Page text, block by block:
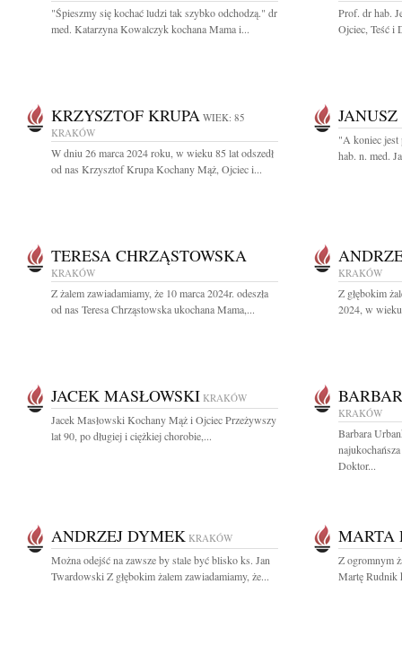
"Śpieszmy się kochać ludzi tak szybko odchodzą." dr
med. Katarzyna Kowalczyk kochana Mama i...
Prof. dr hab.
Ojciec, Teść i
KRZYSZTOF KRUPA WIEK: 85
KRAKÓW
W dniu 26 marca 2024 roku, w wieku 85 lat odszedł
od nas Krzysztof Krupa Kochany Mąż, Ojciec i...
JANUSZ
"A koniec jest
hab. n. med.
TERESA CHRZĄSTOWSKA
KRAKÓW
Z żalem zawiadamiamy, że 10 marca 2024r. odeszła
od nas Teresa Chrząstowska ukochana Mama,...
KRAKÓW
Z głębokim
2024, w wieku
JACEK MASŁOWSKI KRAKÓW
Jacek Masłowski Kochany Mąż i Ojciec Przeżywszy
lat 90, po długiej i ciężkiej chorobie,...
KRAKÓW
Barbara
Doktor...
ANDRZEJ DYMEK KRAKÓW
Można odejść na zawsze by stale być blisko ks. Jan
Twardowski Z głębokim żalem zawiadamiamy, że...
MARTA
Z ogromnym
Martę Rudnik